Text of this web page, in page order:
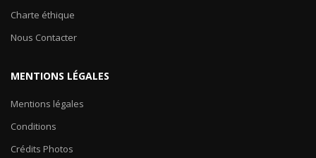
Charte éthique
Nous Contacter
MENTIONS LÉGALES
Mentions légales
Conditions
Crédits Photos